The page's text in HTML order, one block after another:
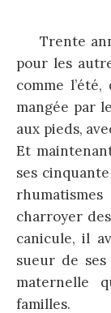
Trente
pour les
comme l’été,
mangée par
aux pieds,
Et
ses
charroyer
canicule, il
sueur de
maternelle
familles.